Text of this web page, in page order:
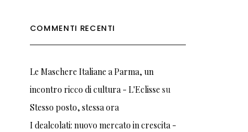
COMMENTI RECENTI
Le Maschere Italiane a Parma, un
incontro ricco di cultura - L'Eclisse su
Stesso posto, stessa ora
I dealcolati: nuovo mercato in crescita -